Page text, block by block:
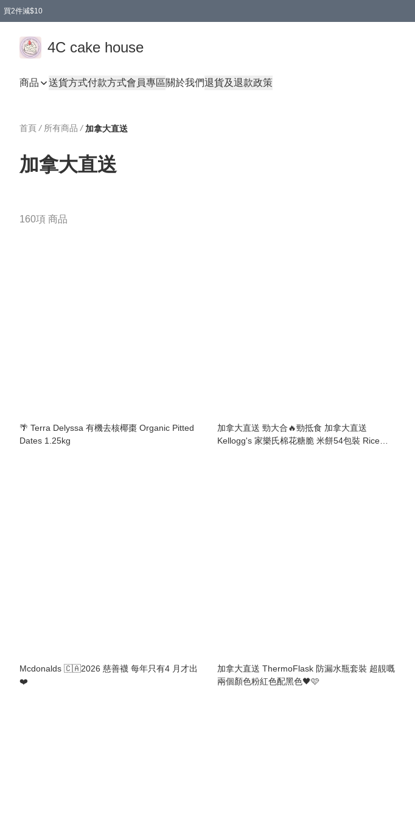
買2件減$10
4C cake house
商品 送貨方式付款方式會員專區關於我們退貨及退款政策
首頁 / 所有商品 / 加拿大直送
加拿大直送
160項 商品
🌴 Terra Delyssa 有機去核椰棗 Organic Pitted
Dates 1.25kg
加拿大直送 勁大合🔥勁抵食 加拿大直送
Kellogg's 家樂氏棉花糖脆 米餅54包裝 Rice
Mcdonalds 🇨🇦2026 慈善襪 每年只有4 月才出
❤️
加拿大直送 ThermoFlask 防漏水瓶套裝 超靚嘅
兩個顏色粉紅色配黑色🖤🩷